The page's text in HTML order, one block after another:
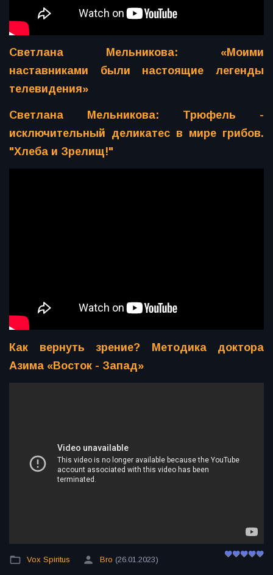
Светлана Мельникова: «Моими
наставниками были настоящие легенды
телевидения»
Светлана Мельникова: Трюфель -
исключительный деликатес в мире грибов.
"Хлеба и Зрелищ!"
Как вернуть зрение? Методика доктора
Азима «Восток - Запад»
Vox Spiritus Bro (26.01.2023)